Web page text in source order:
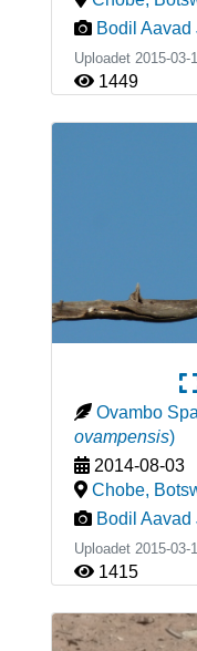
Bodil Aavad
Uploadet 2015-03-
1449
Ovambo
ovampensis)
2014-08-03
Chobe,
Bodil Aavad
Uploadet 2015-03-
1415